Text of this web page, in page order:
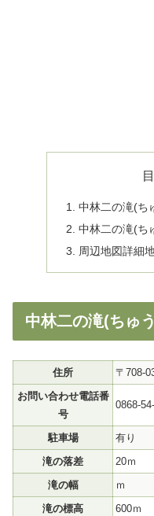
中林二の滝(ち
中林二の滝(ち
周辺地図詳細
中林二の滝(ちゅ
住所
〒708-
お問い合わせ電話番
号
0868-
駐車場
有り
滝の落差
20ｍ
滝の幅
ｍ
滝の標高
600ｍ